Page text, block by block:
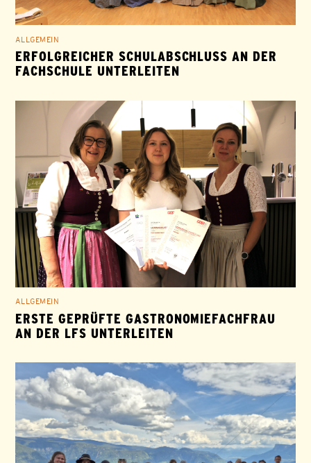
ALLGEMEIN
ERFOLGREICHER SCHULABSCHLUSS AN DER
FACHSCHULE UNTERLEITEN
ALLGEMEIN
ERSTE GEPRÜFTE GASTRONOMIEFACHFRAU
AN DER LFS UNTERLEITEN